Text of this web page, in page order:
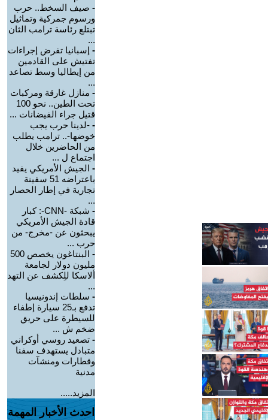
- صيف السخط.. حرب
ورسوم جمركية وتماثيل
تبتلع رئاسة ترامب الثان
...
- إسبانيا تفرض إجراءات
تفتيش على القادمين
من إيطاليا وسط تصاعد
...
- منازل غارقة ومركبات
تحت الطين.. نحو 100
قتيل جراء الفيضانات ...
- -لدينا حرب يجب
خوضها-.. ترامب يطلب
من الحاضرين خلال
اجتماع ل ...
- الجيش الأمريكي يفيد
باعتراضه 51 سفينة
تجارية في إطار الحصار
...
-
شبكة -CNN-: كبار
قادة الجيش الأمريكي
يبحثون عن -مخرج- من
حرب ...
-
البنتاغون يخصص 500
مليون دولار لجامعة
ألاسكا للِكشف عن التهد
...
- سلطات إندونيسيا
تدفع بـ25 سيارة إطفاء
للسيطرة على حريق
ضخم ش ...
- تصعيد روسي أوكراني
متبادل يستهدف سفنا
وقطارات ومنشآت
مدنية
المزيد.....
احدث الأخبار المهمة